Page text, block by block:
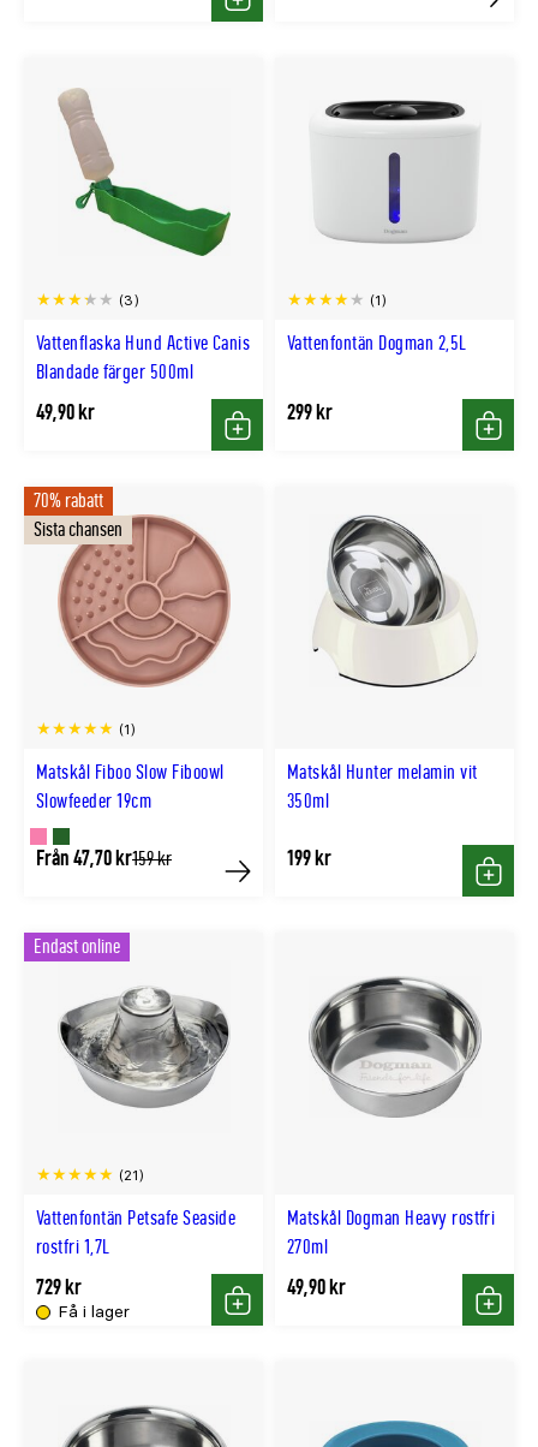
Köp Köp
Vattenflaska Hund Active Canis
Blandade färger 500ml
(3)
49,90 kr
Köp
Vattenfontän Dogman 2,5L
(1)
299 kr
Köp
Matskål Fiboo Slow Fiboowl
Slowfeeder 19cm
Finns
ROSA
färg
Finns
MGRÖN
färg
(1)
70% rabatt
Sista chansen
Från 47,70 krTidligere
159 kr
Köp
Matskål Hunter melamin vit
350ml
199 kr
Köp
Vattenfontän Petsafe Seaside
rostfri 1,7L
(21)
Endast online
Få i lager
729 kr
Köp
Matskål Dogman Heavy rostfri
270ml
49,90 kr
Köp